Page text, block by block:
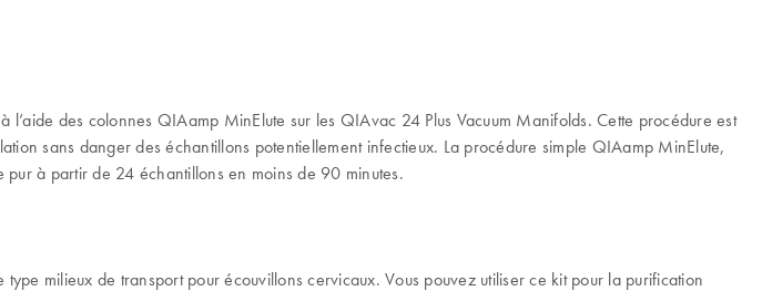
des colonnes QIAamp MinElute sur les QIAvac 24 Plus Vacuum Manifolds. Cette procédure est
sans danger des échantillons potentiellement infectieux. La procédure simple QIAamp MinElute,
pur à partir de 24 échantillons en moins de 90 minutes.
milieux de transport pour écouvillons cervicaux. Vous pouvez utiliser ce kit pour la purification